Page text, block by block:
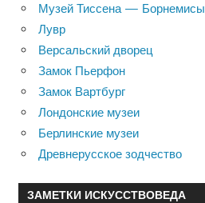
Музей Тиссена — Борнемисы
Лувр
Версальский дворец
Замок Пьерфон
Замок Вартбург
Лондонские музеи
Берлинские музеи
Древнерусское зодчество
ЗАМЕТКИ ИСКУССТВОВЕДА